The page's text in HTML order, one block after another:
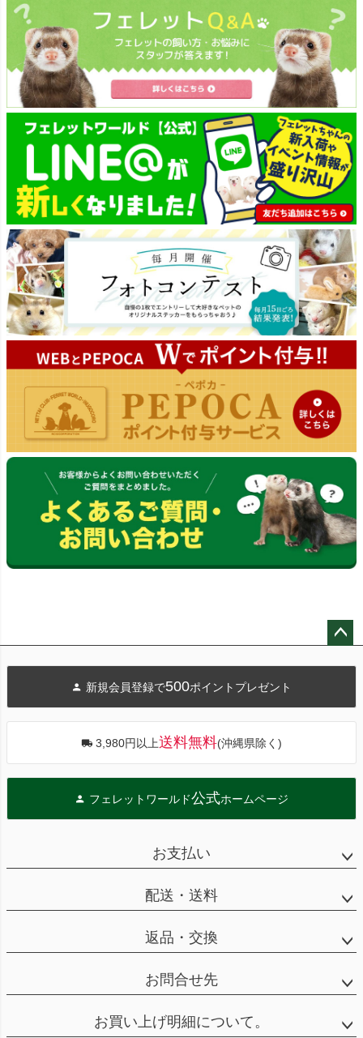
へ
新規会員登録で500ポイントプレゼント
3,980円以上送料無料(沖縄県除く)
フェレットワールド公式ホームページ
お支払い
配送・送料
返品・交換
お問合せ先
お買い上げ明細について。